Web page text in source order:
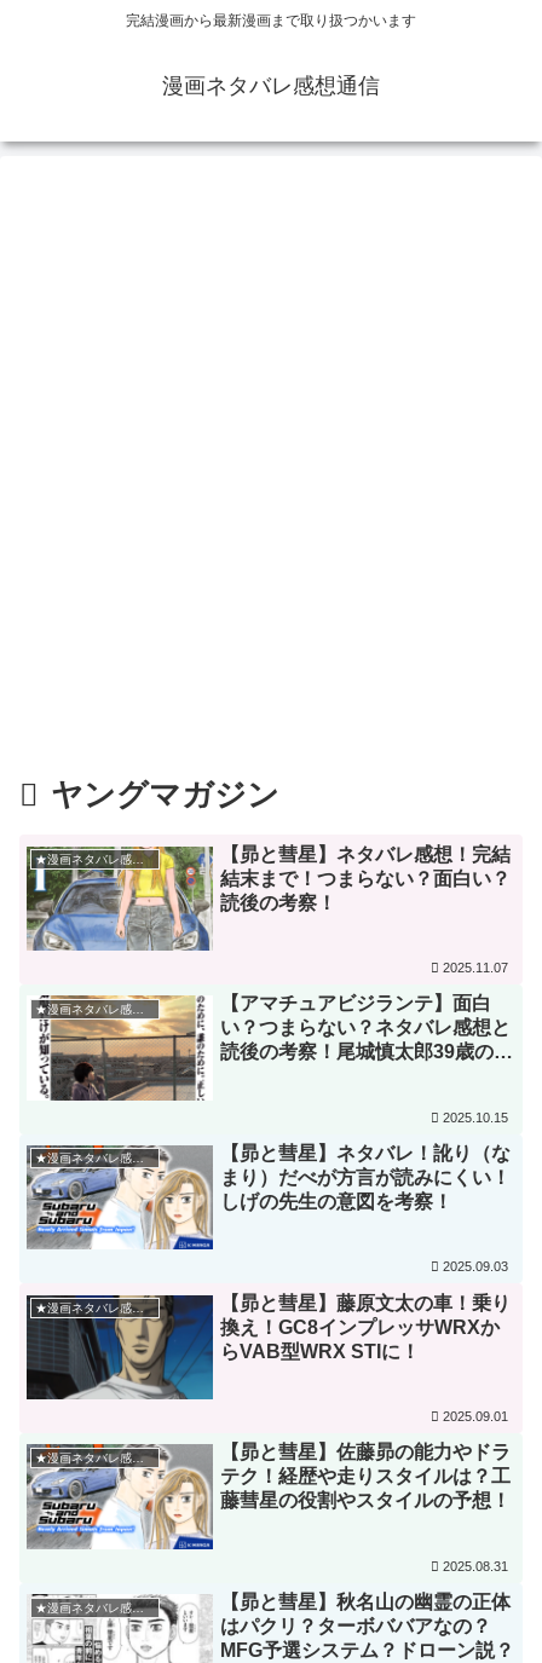
完結漫画から最新漫画まで取り扱つかいます
漫画ネタバレ感想通信
ヤングマガジン
★漫画ネタバレ感想★
【昴と彗星】ネタバレ感想！完結
結末まで！つまらない？面白い？
読後の考察！
2025.11.07
★漫画ネタバレ感想★
【アマチュアビジランテ】面白
い？つまらない？ネタバレ感想と
読後の考察！尾城慎太郎39歳の運
2025.10.15
★漫画ネタバレ感想★
【昴と彗星】ネタバレ！訛り（な
まり）だべが方言が読みにくい！
しげの先生の意図を考察！
2025.09.03
★漫画ネタバレ感想★
【昴と彗星】藤原文太の車！乗り
換え！GC8インプレッサWRXか
らVAB型WRX STIに！
2025.09.01
★漫画ネタバレ感想★
【昴と彗星】佐藤昴の能力やドラ
テク！経歴や走りスタイルは？工
藤彗星の役割やスタイルの予想！
2025.08.31
★漫画ネタバレ感想★
【昴と彗星】秋名山の幽霊の正体
はパクリ？ターボババアなの？
MFG予選システム？ドローン説？